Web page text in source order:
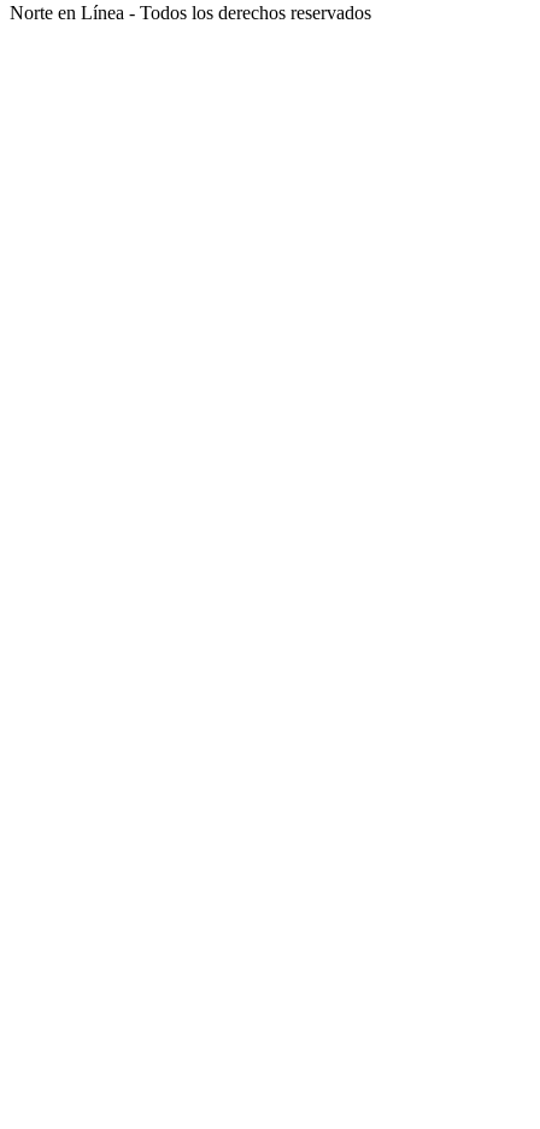
Norte en Línea - Todos los derechos reservados